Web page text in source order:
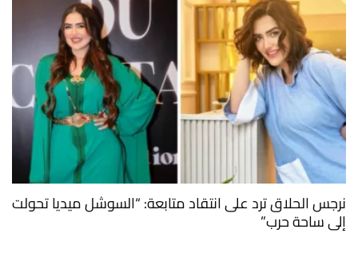
نرجس الحلاق ترد على انتقاد متابعة: “السوشل ميديا تحولت
إلى ساحة حرب”